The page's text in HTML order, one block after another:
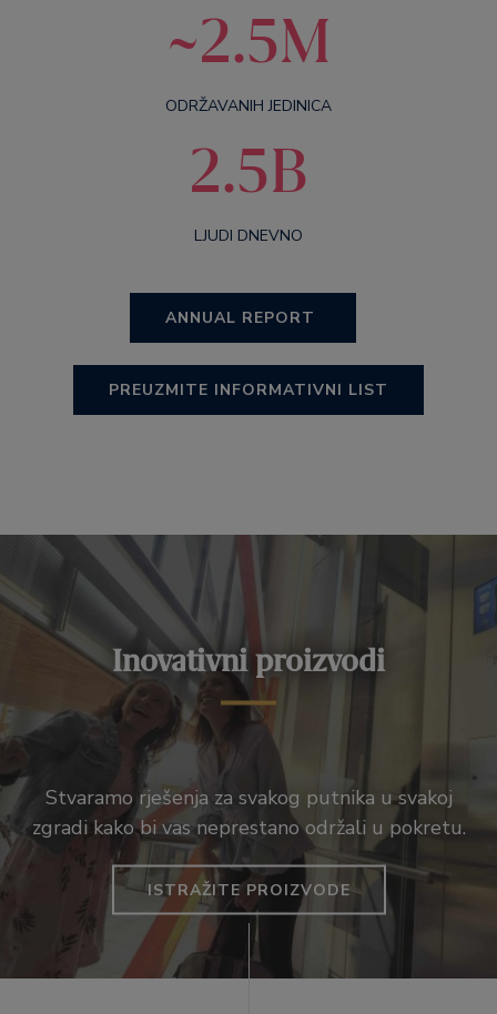
~2.5M
ODRŽAVANIH JEDINICA
2.5B
LJUDI DNEVNO
ANNUAL REPORT
PREUZMITE INFORMATIVNI LIST
Inovativni proizvodi
Stvaramo rješenja za svakog putnika u svakoj
zgradi kako bi vas neprestano održali u pokretu.
ISTRAŽITE PROIZVODE